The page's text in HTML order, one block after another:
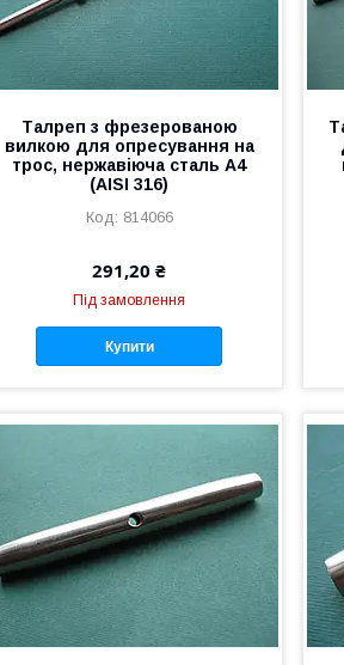
Талреп з фрезерованою
вилкою для опресування на
трос, нержавіюча сталь А4
(AISI 316)
814066
291,20 ₴
Під замовлення
Купити